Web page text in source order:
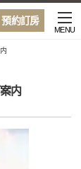
預約訂房
MENU
内